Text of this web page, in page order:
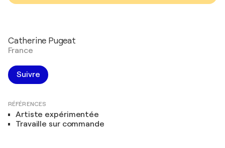
Catherine Pugeat
France
Suivre
RÉFÉRENCES
Artiste expérimentée
Travaille sur commande